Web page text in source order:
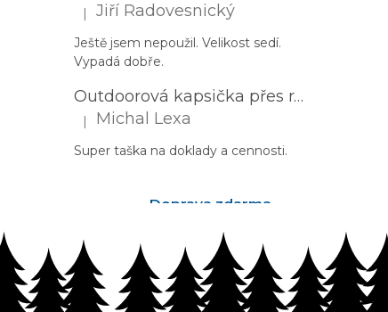
Hodnocení produktu je 5 z 5 hvězdiček.
| Jiří Radovesnický
Ještě jsem nepoužil. Velikost sedí.
Vypadá dobře.
Outdoorová kapsička přes rameno PROGRESS Corss Body černá
Hodnocení produktu je 5 z 5 hvězdiček.
| Michal Lexa
Super taška na doklady a cennosti.
Doprava zdarma